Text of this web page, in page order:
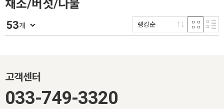
채소/버섯/나물
53개 랭킹순
고객센터
033-749-3320